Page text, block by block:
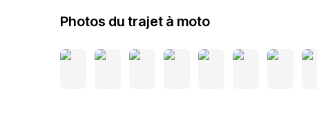
Photos du trajet à moto